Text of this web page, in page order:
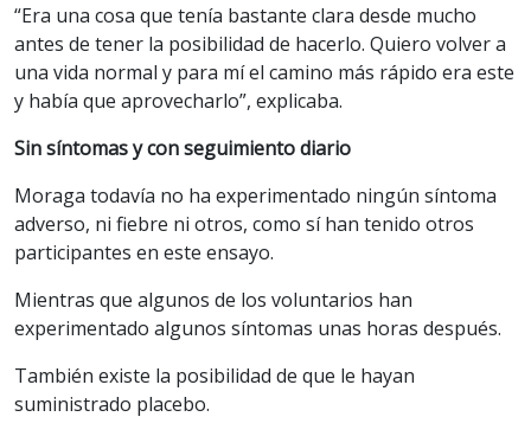
“Era una cosa que tenía bastante clara desde mucho
antes de tener la posibilidad de hacerlo. Quiero volver a
una vida normal y para mí el camino más rápido era este
y había que aprovecharlo”, explicaba.
Sin síntomas y con seguimiento diario
Moraga todavía no ha experimentado ningún síntoma
adverso, ni fiebre ni otros, como sí han tenido otros
participantes en este ensayo.
Mientras que algunos de los voluntarios han
experimentado algunos síntomas unas horas después.
También existe la posibilidad de que le hayan
suministrado placebo.